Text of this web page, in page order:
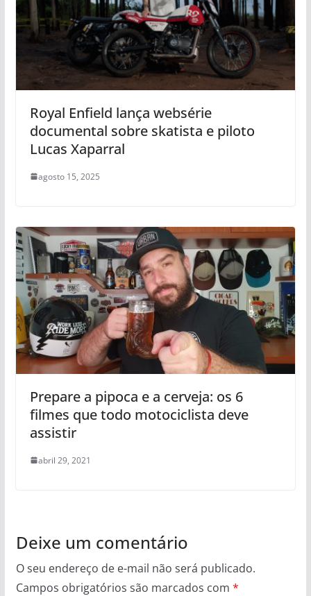
Royal Enfield lança websérie
documental sobre skatista e piloto
Lucas Xaparral
agosto 15, 2025
Prepare a pipoca e a cerveja: os 6
filmes que todo motociclista deve
assistir
abril 29, 2021
Deixe um comentário
O seu endereço de e-mail não será publicado.
Campos obrigatórios são marcados com *